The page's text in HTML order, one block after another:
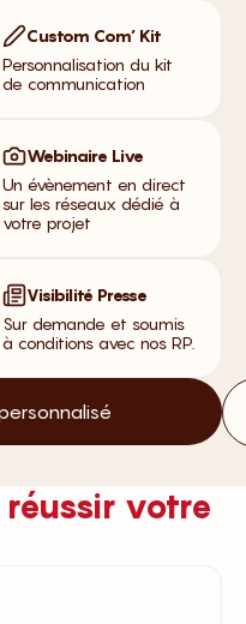
Custom Com’ Kit
Personnalisation du kit
de communication
Webinaire Live
Un évènement en direct
sur les réseaux dédié à
votre projet
Visibilité Presse
Sur demande et soumis
à conditions avec nos RP.
réussir votre